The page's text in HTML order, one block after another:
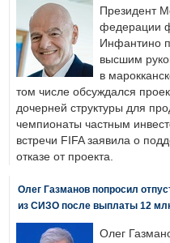
Президент
федерации
Инфантино
высшим
в
том числе обсуждался
дочерней структуры для
чемпионаты частным
встречи FIFA заявила о
отказе от проекта.
Олег Газманов попросил
из СИЗО после выплаты 12
Олег